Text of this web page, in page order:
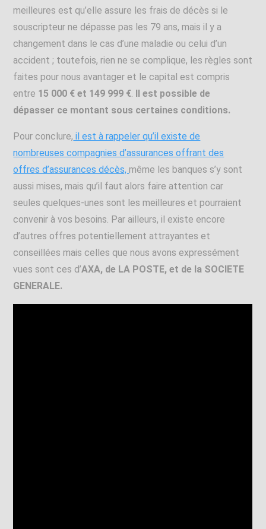
meilleures est qu’elle assure les frais de décès si le
souscripteur ne dépasse pas les 79 ans, mais il y a
changement dans le cas d’une maladie ou celui d’un
accident ; toutefois, rien ne se complique, les règles sont
faites pour nous avantager et le capital est compris
entre 15 000 € et 149 999 €. Il est possible de
dépasser ce montant sous certaines conditions.
Pour conclure, il est à rappeler qu’il existe de
nombreuses compagnies d’assurances offrant des
offres d’assurances décès,même les banques s’y sont
aussi mises, mais qu’il faut alors faire attention car
seules quelques-unes sont les meilleures et pourraient
convenir à vos besoins. Par ailleurs, il existe encore
d’autres offres potentiellement attrayantes et
conseillées mais celles que nous avons expressément
vues sont ces d’AXA, de LA POSTE, et de la SOCIETE
GENERALE.